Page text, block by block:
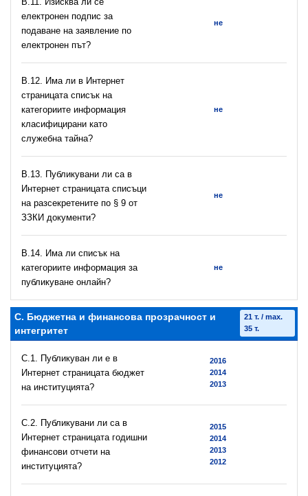
електронен подпис за
подаване на заявление по
електронен път?
не
В.12. Има ли в Интернет
страницата списък на
категориите информация
класифицирани като
служебна тайна?
не
В.13. Публикувани ли са в
Интернет страницата списъци
на разсекретените по § 9 от
ЗЗКИ документи?
не
В.14. Има ли списък на
категориите информация за
публикуване онлайн?
не
C. Бюджетна и финансова прозрачност и
интегритет
21 т. / max.
35 т.
C.1. Публикуван ли е в
Интернет страницата бюджет
на институцията?
2016
2014
2013
C.2. Публикувани ли са в
Интернет страницата годишни
финансови отчети на
институцията?
2015
2014
2013
2012